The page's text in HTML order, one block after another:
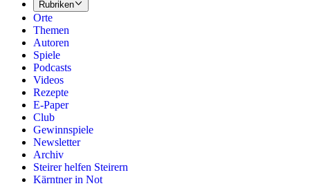
Rubriken
Orte
Themen
Autoren
Spiele
Podcasts
Videos
Rezepte
E-Paper
Club
Gewinnspiele
Newsletter
Archiv
Steirer helfen Steirern
Kärntner in Not